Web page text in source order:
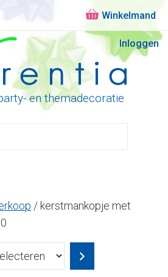
Inloggen
en themadecoratie
/ kerstmankopje met